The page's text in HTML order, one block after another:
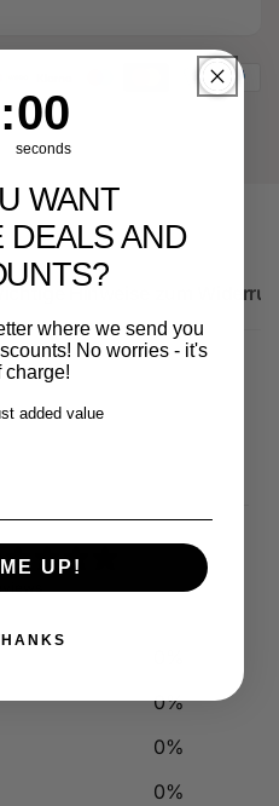
Hinweise zum
0%
0%
0%
Countdown ends in:
: 0
00
seconds
WANT
DEALS AND
where we send you
No worries - it's
charge!
added value
UP!